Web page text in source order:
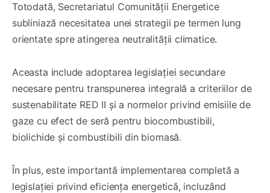
Totodată, Secretariatul Comunității Energetice
subliniază necesitatea unei strategii pe termen lung
orientate spre atingerea neutralității climatice.
Aceasta include adoptarea legislației secundare
necesare pentru transpunerea integrală a criteriilor de
sustenabilitate RED II și a normelor privind emisiile de
gaze cu efect de seră pentru biocombustibili,
biolichide și combustibili din biomasă.
În plus, este importantă implementarea completă a
legislației privind eficiența energetică, incluzând